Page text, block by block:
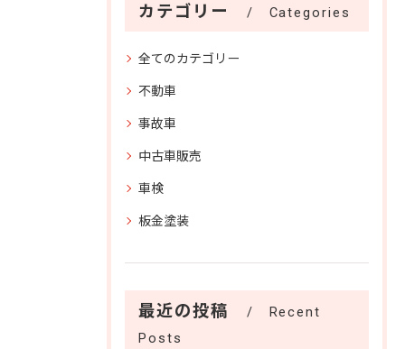
カテゴリー Categories
全てのカテゴリー
不動車
事故車
中古車販売
車検
板金塗装
最近の投稿
Recent
Posts